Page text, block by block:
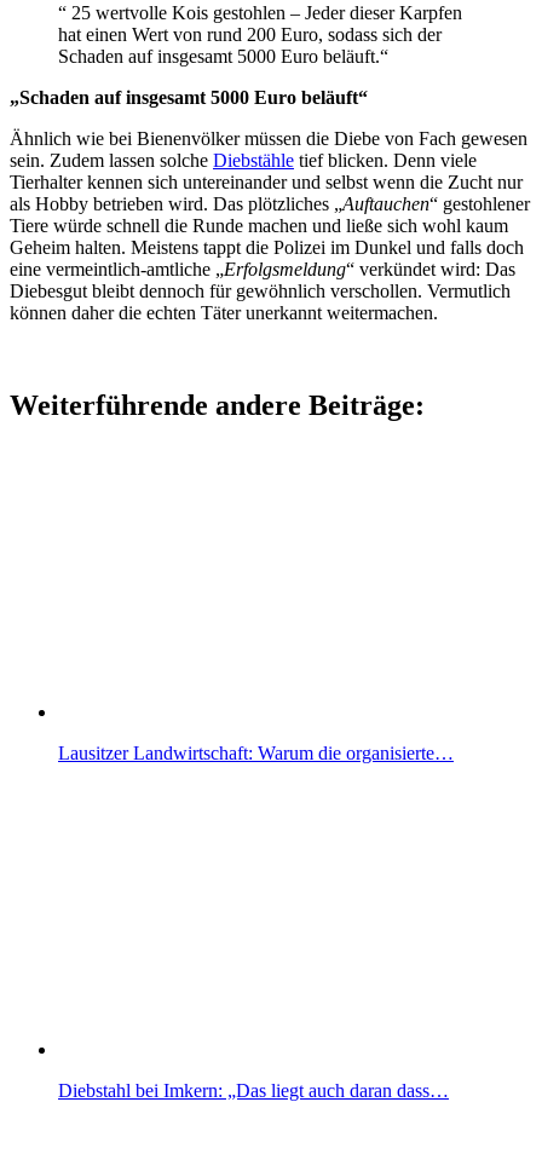
“ 25 wertvolle Kois gestohlen – Jeder dieser Karpfen
hat einen Wert von rund 200 Euro, sodass sich der
Schaden auf insgesamt 5000 Euro beläuft.“
„Schaden auf insgesamt 5000 Euro beläuft“
Ähnlich wie bei Bienenvölker müssen die Diebe von Fach gewesen
sein. Zudem lassen solche Diebstähle tief blicken. Denn viele
Tierhalter kennen sich untereinander und selbst wenn die Zucht nur
als Hobby betrieben wird. Das plötzliches „Auftauchen“ gestohlener
Tiere würde schnell die Runde machen und ließe sich wohl kaum
Geheim halten. Meistens tappt die Polizei im Dunkel und falls doch
eine vermeintlich-amtliche „Erfolgsmeldung“ verkündet wird: Das
Diebesgut bleibt dennoch für gewöhnlich verschollen. Vermutlich
können daher die echten Täter unerkannt weitermachen.
Weiterführende andere Beiträge:
Lausitzer Landwirtschaft: Warum die organisierte…
Diebstahl bei Imkern: „Das liegt auch daran dass…